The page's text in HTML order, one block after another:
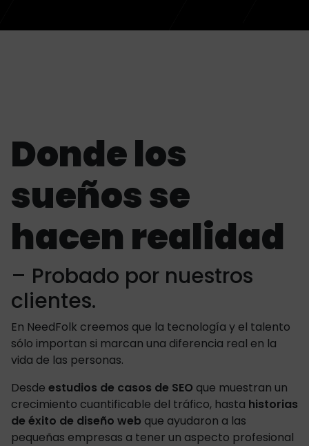
Donde los
sueños se
hacen realidad
– Probado por nuestros
clientes.
En NeedFolk creemos que la tecnología y el talento
sólo importan si marcan una diferencia real en la
vida de las personas.
Desde estudios de casos de SEO que muestran un
crecimiento cuantificable del tráfico, hasta historias
de éxito de diseño web que ayudaron a las
pequeñas empresas a tener un aspecto profesional